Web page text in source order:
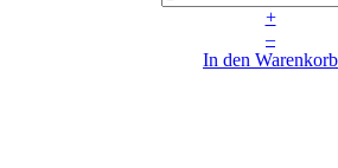
+
–
In den Warenkorb